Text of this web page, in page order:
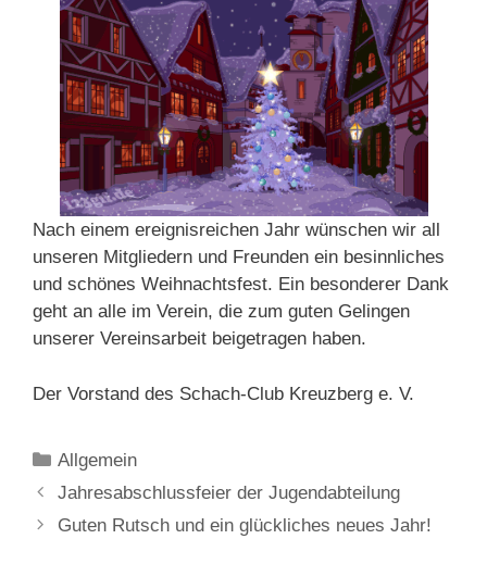
Nach einem ereignisreichen Jahr wünschen wir all
unseren Mitgliedern und Freunden ein besinnliches
und schönes Weihnachtsfest. Ein besonderer Dank
geht an alle im Verein, die zum guten Gelingen
unserer Vereinsarbeit beigetragen haben.
Der Vorstand des Schach-Club Kreuzberg e. V.
Kategorien
Allgemein
Jahresabschlussfeier der Jugendabteilung
Guten Rutsch und ein glückliches neues Jahr!